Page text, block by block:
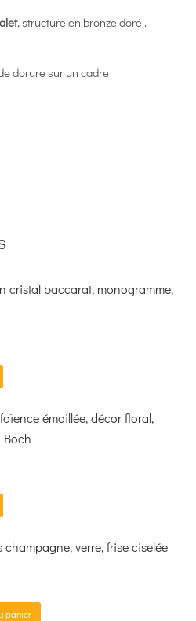
, structure en bronze doré .
dorure sur un cadre
cristal baccarat, monogramme,
émaillée, décor floral,
Boch
champagne, verre, frise ciselée
panier